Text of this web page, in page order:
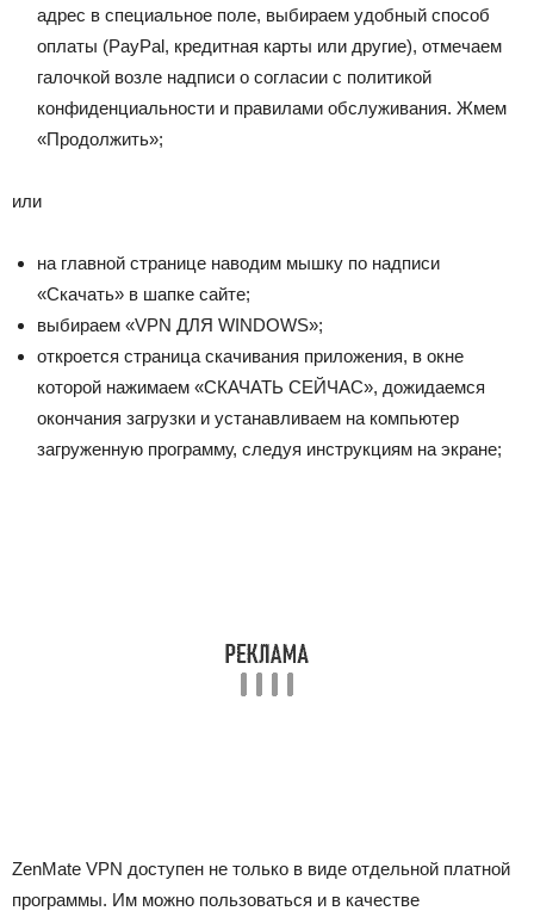
адрес в специальное поле, выбираем удобный способ
оплаты (PayPal, кредитная карты или другие), отмечаем
галочкой возле надписи о согласии с политикой
конфиденциальности и правилами обслуживания. Жмем
«Продолжить»;
или
на главной странице наводим мышку по надписи
«Скачать» в шапке сайте;
выбираем «VPN ДЛЯ WINDOWS»;
откроется страница скачивания приложения, в окне
которой нажимаем «СКАЧАТЬ СЕЙЧАС», дожидаемся
окончания загрузки и устанавливаем на компьютер
загруженную программу, следуя инструкциям на экране;
ZenMate VPN доступен не только в виде отдельной платной
программы. Им можно пользоваться и в качестве